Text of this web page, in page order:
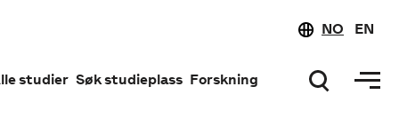
NO EN
studier Søk studieplass Forskning